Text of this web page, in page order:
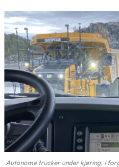
Autonome trucker under kjøring. I